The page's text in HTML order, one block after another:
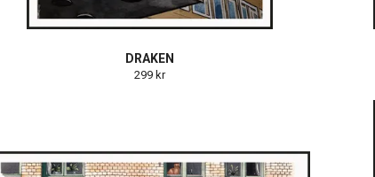
DRAKEN
299 kr